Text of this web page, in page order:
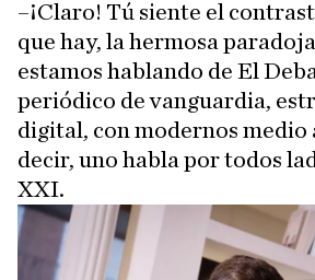
–¡Claro! Tú siente el
que hay, la hermosa
estamos hablando de El
periódico de vanguardia,
digital, con modernos medio
decir, uno habla por todos
XXI.